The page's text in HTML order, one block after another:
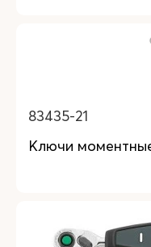
83435-21
Ключи